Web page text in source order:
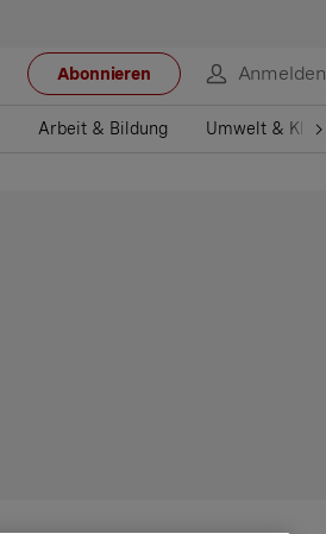
Abonnieren Anmelden
Arbeit & Bildung Umwelt & Klima